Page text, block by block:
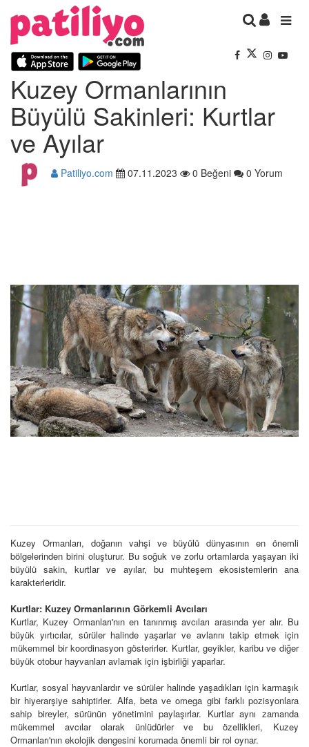
Kuzey Ormanlarının
Büyülü Sakinleri: Kurtlar
ve Ayılar
Patiliyo.com 07.11.2023 0 Beğeni 0 Yorum
Kuzey Ormanları, doğanın vahşi ve büyülü dünyasının en önemli
bölgelerinden birini oluşturur. Bu soğuk ve zorlu ortamlarda yaşayan iki
büyülü sakin, kurtlar ve ayılar, bu muhteşem ekosistemlerin ana
karakterleridir.
Kurtlar: Kuzey Ormanlarının Görkemli Avcıları
Kurtlar, Kuzey Ormanları'nın en tanınmış avcıları arasında yer alır. Bu
büyük yırtıcılar, sürüler halinde yaşarlar ve avlarını takip etmek için
mükemmel bir koordinasyon gösterirler. Kurtlar, geyikler, karibu ve diğer
büyük otobur hayvanları avlamak için işbirliği yaparlar.
Kurtlar, sosyal hayvanlardır ve sürüler halinde yaşadıkları için karmaşık
bir hiyerarşiye sahiptirler. Alfa, beta ve omega gibi farklı pozisyonlara
sahip bireyler, sürünün yönetimini paylaşırlar. Kurtlar aynı zamanda
mükemmel avcılar olarak ünlüdürler ve bu özellikleri, Kuzey
Ormanları'nın ekolojik dengesini korumada önemli bir rol oynar.